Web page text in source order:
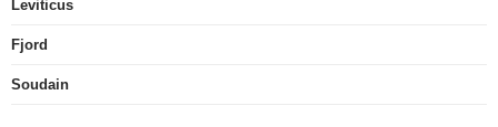
Leviticus
Fjord
Soudain